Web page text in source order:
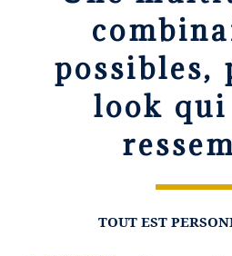
possibles,
look qui
TOUT EST